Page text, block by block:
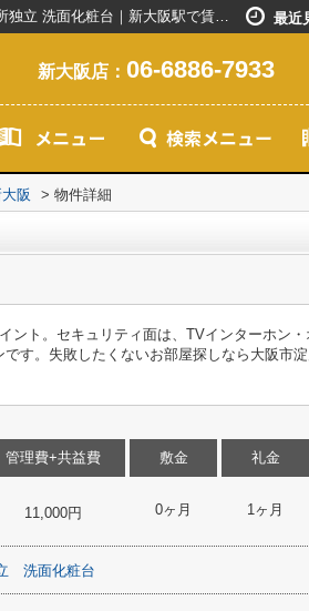
セレッソコート新大阪｜ディンプルキー 洗面所にドア バイク置場 洗面所独立 洗面化粧台｜新大阪駅で賃貸マンションを探すなら創業20年以上のセンチュリー21ライフネット・ライブグループ 最近
新大阪店： 06-6886-7933
阪 > 物件詳細
ント。セキュリティ面は、TVインターホン
す。失敗したくないお部屋探しなら大阪市
管理費+共益費
11,000円
敷金
0ヶ月
礼金
1ヶ月
洗面化粧台